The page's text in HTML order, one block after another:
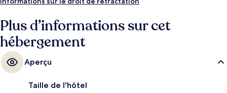
Plus d’informations sur cet
hébergement
Aperçu
Taille de l'hôtel